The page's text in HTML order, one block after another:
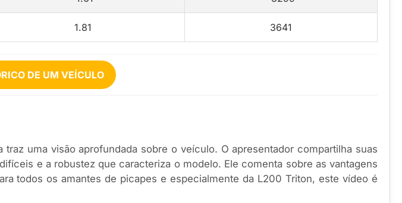
1.81 3641
DE UM VEÍCULO
uma visão aprofundada sobre o veículo. O apresentador compartilha suas
e a robustez que caracteriza o modelo. Ele comenta sobre as vantagens
todos os amantes de picapes e especialmente da L200 Triton, este vídeo é